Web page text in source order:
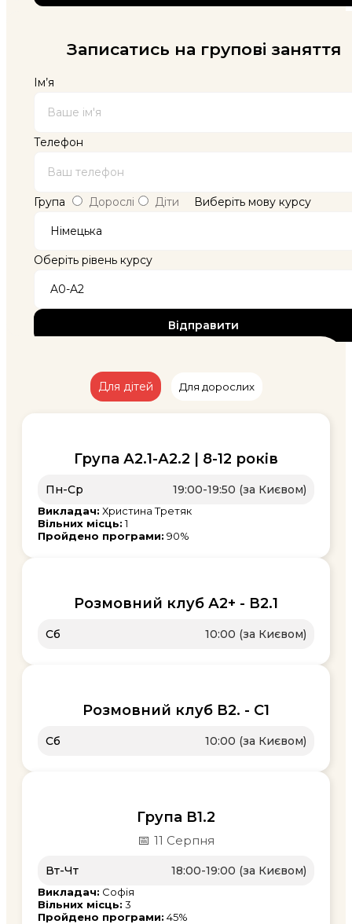
Записатись на групові заняття
Ім’я
Телефон
Група Дорослі Діти Виберіть мову курсу
Оберіть рівень курсу
Для дітей Для дорослих
Група А2.1-А2.2 | 8-12 років
Пн-Ср 19:00-19:50 (за Києвом)
Викладач: Христина Третяк
Вільних місць: 1
Пройдено програми: 90%
Розмовний клуб А2+ - В2.1
Сб 10:00 (за Києвом)
Розмовний клуб В2. - С1
Сб 10:00 (за Києвом)
Група В1.2
📅 11 Серпня
Вт-Чт 18:00-19:00 (за Києвом)
Викладач: Софія
Вільних місць: 3
Пройдено програми: 45%